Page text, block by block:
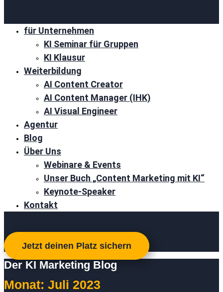
für Unternehmen
KI Seminar für Gruppen
KI Klausur
Weiterbildung
AI Content Creator
AI Content Manager (IHK)
AI Visual Engineer
Agentur
Blog
Über Uns
Webinare & Events
Unser Buch „Content Marketing mit KI“
Keynote-Speaker
Kontakt
Jetzt deinen Platz sichern
Der KI Marketing Blog
Monat: Juli 2023